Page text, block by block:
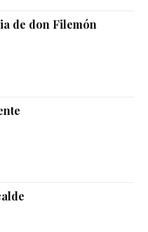
de don Filemón